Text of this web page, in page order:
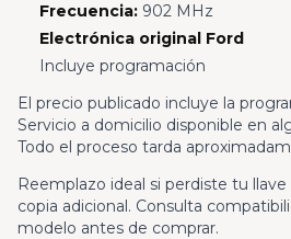
Frecuencia:902 MHz
Electrónica original Ford
Incluye programación
El precio publicado incluye la
Servicio a domicilio disponible en
Todo el proceso tarda
Reemplazo ideal si perdiste tu
copia adicional. Consulta
modelo antes de comprar.